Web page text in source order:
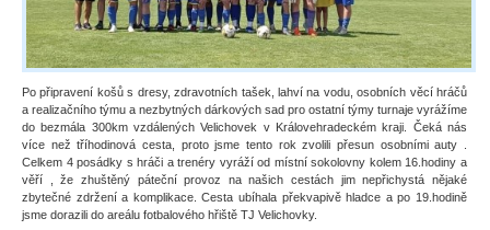
Po připravení košů s dresy, zdravotních tašek, lahví na vodu, osobních věcí hráčů
a realizačního týmu a nezbytných dárkových sad pro ostatní týmy turnaje vyrážíme
do bezmála 300km vzdálených Velichovek v Královehradeckém kraji. Čeká nás
více než tříhodinová cesta, proto jsme tento rok zvolili přesun osobními auty .
Celkem 4 posádky s hráči a trenéry vyráží od místní sokolovny kolem 16.hodiny a
věří , že zhuštěný páteční provoz na našich cestách jim nepřichystá nějaké
zbytečné zdržení a komplikace. Cesta ubíhala překvapivě hladce a po 19.hodině
jsme dorazili do areálu fotbalového hřiště TJ Velichovky.